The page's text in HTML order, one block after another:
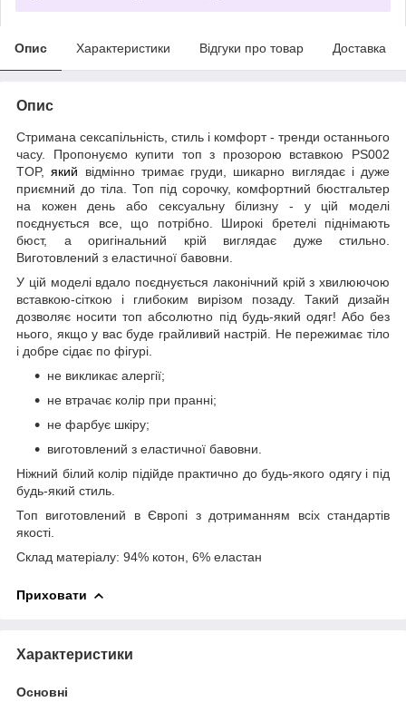
Опис Характеристики Відгуки про товар Доставка
Опис
Стримана сексапільність, стиль і комфорт - тренди останнього
часу. Пропонуємо купити топ з прозорою вставкою PS002
TOP, який відмінно тримає груди, шикарно виглядає і дуже
приємний до тіла. Топ під сорочку, комфортний бюстгальтер
на кожен день або сексуальну білизну - у цій моделі
поєднується все, що потрібно. Широкі бретелі піднімають
бюст, а оригінальний крій виглядає дуже стильно.
Виготовлений з еластичної бавовни.
У цій моделі вдало поєднується лаконічний крій з хвилюючою
вставкою-сіткою і глибоким вирізом позаду. Такий дизайн
дозволяє носити топ абсолютно під будь-який одяг! Або без
нього, якщо у вас буде грайливий настрій. Не пережимає тіло
і добре сідає по фігурі.
не викликає алергії;
не втрачає колір при пранні;
не фарбує шкіру;
виготовлений з еластичної бавовни.
Ніжний білий колір підійде практично до будь-якого одягу і під
будь-який стиль.
Топ виготовлений в Європі з дотриманням всіх стандартів
якості.
Склад матеріалу: 94% котон, 6% еластан
Приховати
Характеристики
Основні